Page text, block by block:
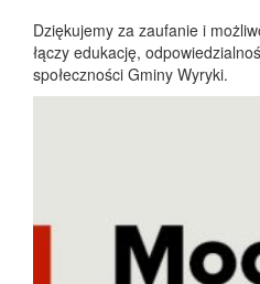
Dziękujemy za zaufanie i
łączy edukację,
społeczności Gminy Wyryki.